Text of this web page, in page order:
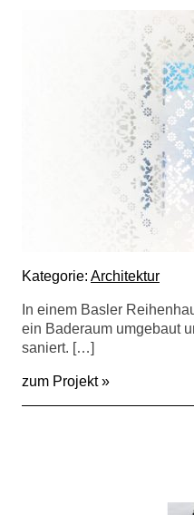
Kategorie: Architektur
In einem Basler
ein Baderaum umgebaut
saniert. […]
zum Projekt »